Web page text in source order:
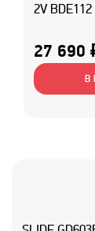
2V
27 690
В